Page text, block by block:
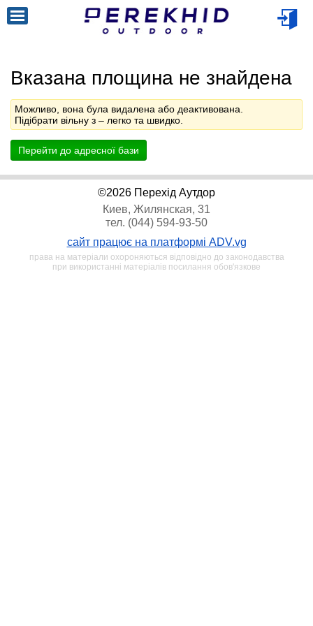
Вказана площина не знайдена
Можливо, вона була видалена або деактивована.
Підібрати вільну з – легко та швидко.
Перейти до адресної бази
©2026 Перехід Аутдор
Киев, Жилянская, 31
тел. (044) 594-93-50
сайт працює на платформі ADV.vg
права на матеріали охороняються відповідно до законодавства
при використанні матеріалів посилання обов'язкове